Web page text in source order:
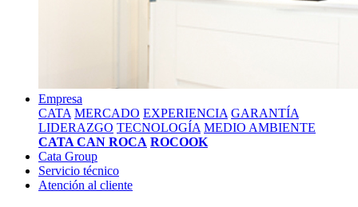
Empresa
CATA MERCADO EXPERIENCIA GARANTÍA
LIDERAZGO TECNOLOGÍA MEDIO AMBIENTE
CATA CAN ROCA ROCOOK
Cata Group
Servicio técnico
Atención al cliente